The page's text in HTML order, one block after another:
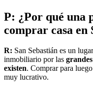
P: ¿Por qué una
comprar casa en
R: San Sebastián es un
inmobiliario por las
existen. Comprar para
muy lucrativo.